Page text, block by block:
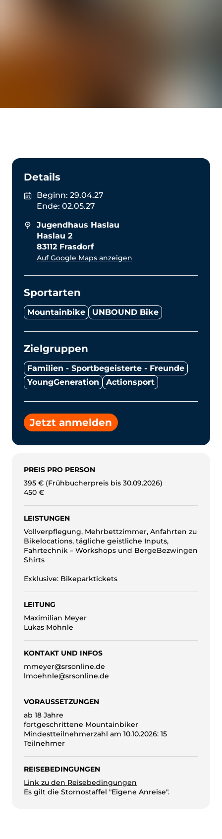
Details
Beginn: 29.04.27
Ende: 02.05.27
Jugendhaus Haslau
Haslau 2
83112 Frasdorf
Auf Google Maps anzeigen
Sportarten
Mountainbike UNBOUND Bike
Zielgruppen
Familien - Sportbegeisterte - Freunde
YoungGeneration
Actionsport
Jetzt anmelden
PREIS PRO PERSON
395 € (Frühbucherpreis bis 30.09.2026)
450 €
LEISTUNGEN
Vollverpflegung, Mehrbettzimmer, Anfahrten zu
Bikelocations, tägliche geistliche Inputs,
Fahrtechnik – Workshops und BergeBezwingen
Shirts
Exklusive: Bikeparktickets
LEITUNG
Maximilian Meyer
Lukas Möhnle
KONTAKT UND INFOS
mmeyer@srsonline.de
lmoehnle@srsonline.de
VORAUSSETZUNGEN
ab 18 Jahre
fortgeschrittene Mountainbiker
Mindestteilnehmerzahl am 10.10.2026: 15
Teilnehmer
REISEBEDINGUNGEN
Link zu den Reisebedingungen
Es gilt die Stornostaffel "Eigene Anreise".